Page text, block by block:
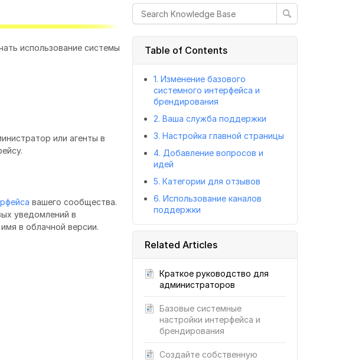
Table of Contents
1. Изменение базового
системного интерфейса и
брендирования
2. Ваша служба поддержки
3. Настройка главной страницы
4. Добавление вопросов и
идей
5. Категории для отзывов
6. Использование каналов
поддержки
Related Articles
Краткое руководство для
администраторов
Базовые системные
настройки интерфейса и
брендирования
Создайте собственную
использование системы
или агенты в
вашего сообщества.
уведомлений в
в облачной версии.